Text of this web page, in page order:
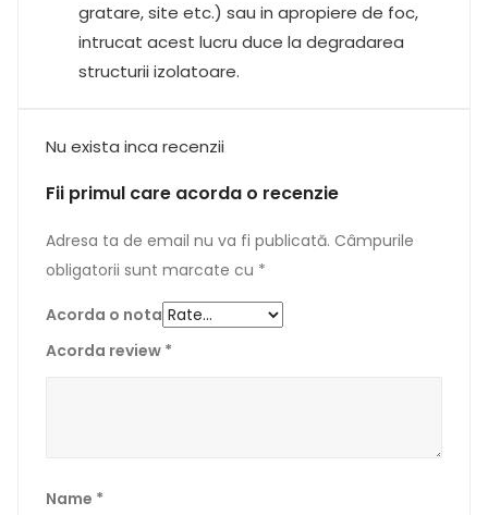
gratare, site etc.) sau in apropiere de foc,
intrucat acest lucru duce la degradarea
structurii izolatoare.
Nu exista inca recenzii
Fii primul care acorda o recenzie
Adresa ta de email nu va fi publicată. Câmpurile
obligatorii sunt marcate cu *
Acorda o nota
Acorda review *
Name *